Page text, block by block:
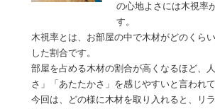
の心地よさには木視率
す。
木視率とは、お部屋の中で木材がどのくら
した割合です。
部屋を占める木材の割合が高くなるほど、
さ」「あたたかさ」を感じやすいと言われて
今回は、どの様に木材を取り入れると、リ